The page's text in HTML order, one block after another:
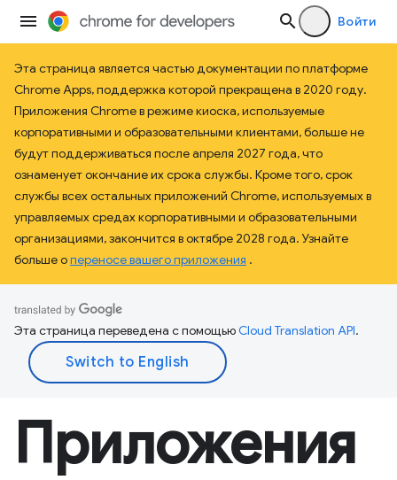
Войти
Эта страница является частью документации по платформе
Chrome Apps, поддержка которой прекращена в 2020 году.
Приложения Chrome в режиме киоска, используемые
корпоративными и образовательными клиентами, больше не
будут поддерживаться после апреля 2027 года, что
ознаменует окончание их срока службы. Кроме того, срок
службы всех остальных приложений Chrome, используемых в
управляемых средах корпоративными и образовательными
организациями, закончится в октябре 2028 года. Узнайте
больше опереносе вашего приложения .
Эта страница переведена с помощьюCloud Translation API.
Приложения